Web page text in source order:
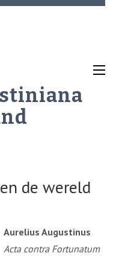
de wereld
Aurelius Augustinus
Acta contra Fortunatum